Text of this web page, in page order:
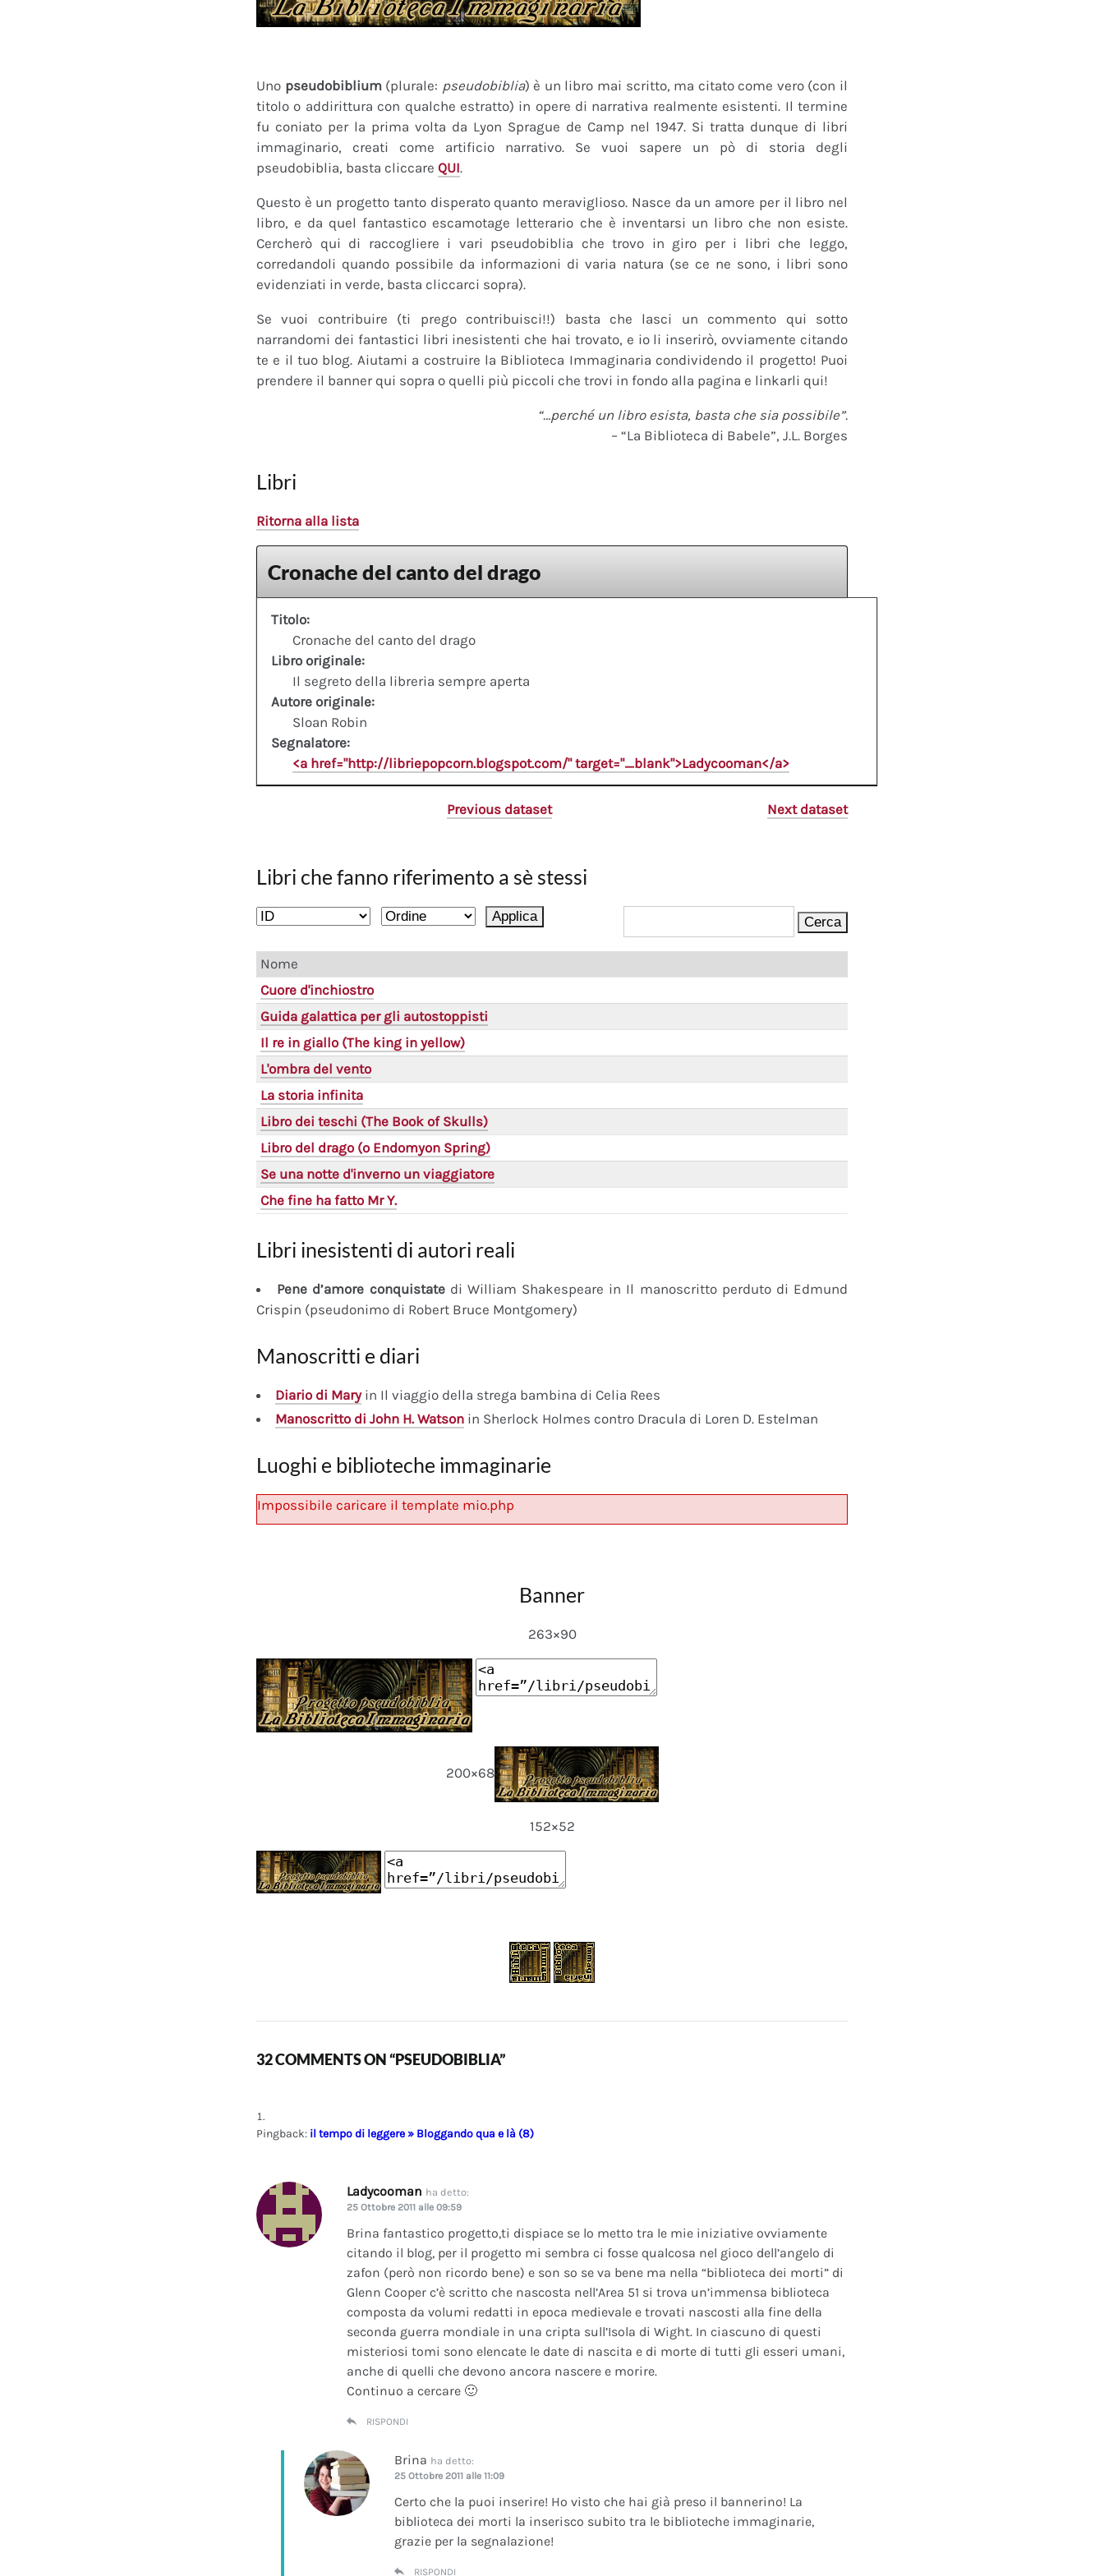
Uno pseudobiblium(plurale: pseudobiblia) è un libro mai scritto, ma citato come vero (con il
titolo o addirittura con qualche estratto) in opere di narrativa realmente esistenti. Il termine
fu coniato per la prima volta da Lyon Sprague de Camp nel 1947. Si tratta dunque di libri
immaginario, creati come artificio narrativo. Se vuoi sapere un pò di storia degli
pseudobiblia, basta cliccare QUI.
Questo è un progetto tanto disperato quanto meraviglioso. Nasce da un amore per il libro nel
libro, e da quel fantastico escamotage letterario che è inventarsi un libro che non esiste.
Cercherò qui di raccogliere i vari pseudobiblia che trovo in giro per i libri che leggo,
corredandoli quando possibile da informazioni di varia natura (se ce ne sono, i libri sono
evidenziati in verde, basta cliccarci sopra).
Se vuoi contribuire (ti prego contribuisci!!) basta che lasci un commento qui sotto
narrandomi dei fantastici libri inesistenti che hai trovato, e io li inserirò, ovviamente citando
te e il tuo blog. Aiutami a costruire la Biblioteca Immaginaria condividendo il progetto! Puoi
prendere il banner qui sopra o quelli più piccoli che trovi in fondo alla pagina e linkarli qui!
“…perché un libro esista, basta che sia possibile”.
– “La Biblioteca di Babele”, J.L. Borges
Libri
Ritorna alla lista
Cronache del canto del drago
Titolo:
Cronache del canto del drago
Libro originale:
Il segreto della libreria sempre aperta
Autore originale:
Sloan Robin
Segnalatore:
<a href="http://libriepopcorn.blogspot.com/" target="_blank">Ladycooman</a>
Previous dataset Next dataset
Libri che fanno riferimento a sè stessi
Nome
Cuore d'inchiostro
Guida galattica per gli autostoppisti
Il re in giallo (The king in yellow)
L'ombra del vento
La storia infinita
Libro dei teschi (The Book of Skulls)
Libro del drago (o Endomyon Spring)
Se una notte d'inverno un viaggiatore
Che fine ha fatto Mr Y.
Libri inesistenti di autori reali
Pene d’amore conquistatedi William Shakespeare in Il manoscritto perduto di Edmund
Crispin (pseudonimo di Robert Bruce Montgomery)
Manoscritti e diari
Diario di Maryin Il viaggio della strega bambina di Celia Rees
Manoscritto di John H. Watson in Sherlock Holmes contro Dracula di Loren D. Estelman
Luoghi e biblioteche immaginarie
Impossibile caricare il template mio.php
Banner
263×90
200×68
152×52
32 COMMENTS ON “PSEUDOBIBLIA”
Pingback: il tempo di leggere » Bloggando qua e là (8)
Ladycooman ha detto:
25 Ottobre 2011 alle 09:59
Brina fantastico progetto,ti dispiace se lo metto tra le mie iniziative ovviamente
citando il blog, per il progetto mi sembra ci fosse qualcosa nel gioco dell’angelo di
zafon (però non ricordo bene) e son so se va bene ma nella “biblioteca dei morti” di
Glenn Cooper c’è scritto che nascosta nell’Area 51 si trova un’immensa biblioteca
composta da volumi redatti in epoca medievale e trovati nascosti alla fine della
seconda guerra mondiale in una cripta sull’Isola di Wight. In ciascuno di questi
misteriosi tomi sono elencate le date di nascita e di morte di tutti gli esseri umani,
anche di quelli che devono ancora nascere e morire.
Continuo a cercare 🙂
RISPONDI
Brina ha detto:
25 Ottobre 2011 alle 11:09
Certo che la puoi inserire! Ho visto che hai già preso il bannerino! La
biblioteca dei morti la inserisco subito tra le biblioteche immaginarie,
grazie per la segnalazione!
RISPONDI